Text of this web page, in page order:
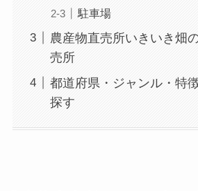
駐車場
農産物直売所いきいき畑
売所
都道府県・ジャンル・特
探す